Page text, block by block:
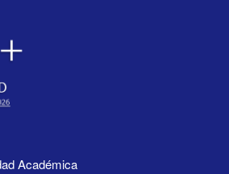
Académica